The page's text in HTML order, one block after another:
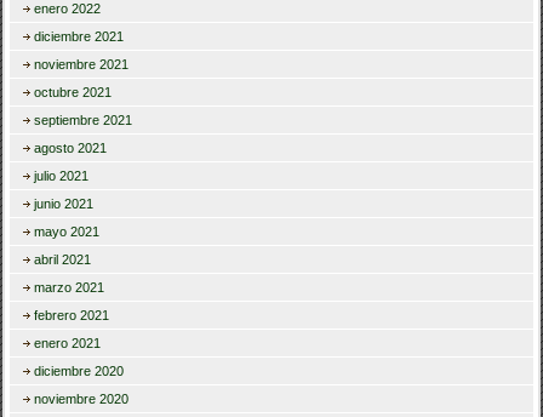
enero 2022
diciembre 2021
noviembre 2021
octubre 2021
septiembre 2021
agosto 2021
julio 2021
junio 2021
mayo 2021
abril 2021
marzo 2021
febrero 2021
enero 2021
diciembre 2020
noviembre 2020